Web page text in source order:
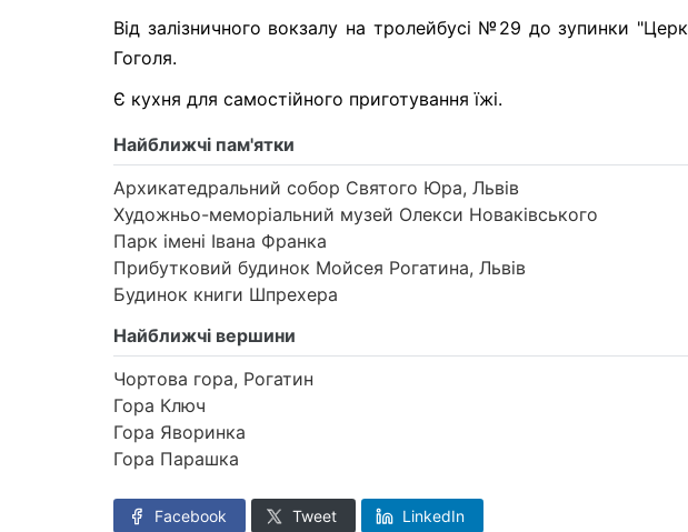
Від залізничного вокзалу на тролейбусі №29 до зупинки
Гоголя.
Є кухня для самостійного приготування їжі.
Найближчі пам'ятки
Архикатедральний собор Святого Юра, Львів
Художньо-меморіальний музей Олекси Новаківського
Парк імені Івана Франка
Прибутковий будинок Мойсея Рогатина, Львів
Будинок книги Шпрехера
Найближчі вершини
Чортова гора, Рогатин
Гора Ключ
Гора Яворинка
Гора Парашка
Facebook Tweet LinkedIn